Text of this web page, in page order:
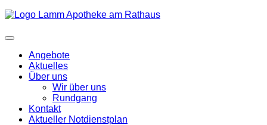
Angebote
Aktuelles
Über uns
Wir über uns
Rundgang
Kontakt
Aktueller Notdienstplan